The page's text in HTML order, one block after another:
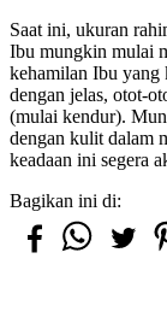
Saat ini, ukuran
Ibu mungkin mulai
kehamilan Ibu yang
dengan jelas, otot-
(mulai kendur).
dengan kulit dalam
keadaan ini segera
Bagikan ini di: